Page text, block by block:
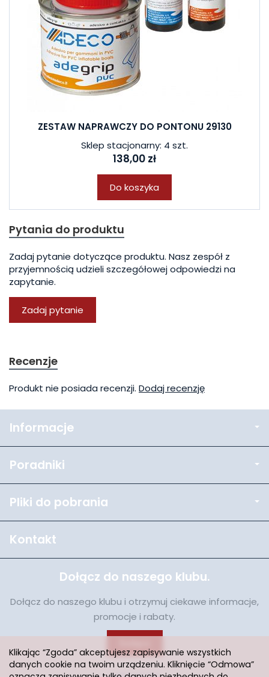
ZESTAW NAPRAWCZY DO PONTONU 29130
Sklep stacjonarny: 4 szt.
138,00 zł
Do koszyka
Pytania do produktu
Zadaj pytanie dotyczące produktu. Nasz zespół z
przyjemnością udzieli szczegółowej odpowiedzi na
zapytanie.
Zadaj pytanie
Recenzje
Produkt nie posiada recenzji. Dodaj recenzję
Informacje
Poradniki
Pliki do pobrania
Kontakt
Dołącz do naszego klubu.
Dołącz do naszego klubu i otrzymuj ciekawe informacje,
promocje i rabaty.
Klikając “Zgoda” akceptujesz zapisywanie wszystkich
danych cookie na twoim urządzeniu. Kliknięcie “Odmowa”